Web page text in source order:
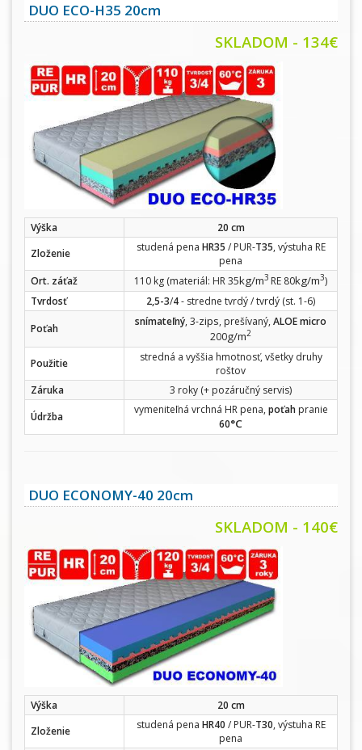
DUO ECO-H35 20cm
SKLADOM - 134€
Výška
20 cm
Zloženie
studená pena HR35 / PUR-T35, výstuha RE
pena
Ort. záťaž
110 kg (materiál: HR 35kg/m3 RE 80kg/m3)
Tvrdosť
2,5-3/4- stredne tvrdý / tvrdý (st. 1-6)
Poťah
snímateľný, 3-zips, prešívaný, ALOE micro
200g/m2
Použitie
stredná a vyššia hmotnosť, všetky druhy
roštov
Záruka
3 roky (+ pozáručný servis)
Údržba
vymeniteľná vrchná HR pena, poťahpranie
60°C
DUO ECONOMY-40 20cm
SKLADOM - 140€
Výška
20 cm
Zloženie
studená pena HR40 / PUR-T30, výstuha RE
pena